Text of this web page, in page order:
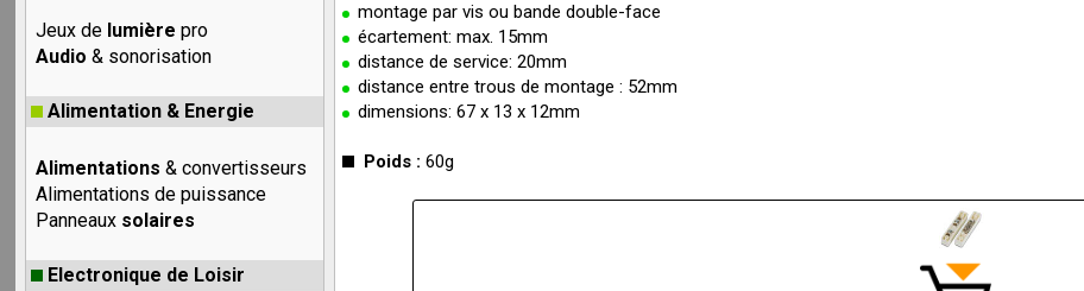
Jeux de lumière pro
Audio & sonorisation
Alimentation & Energie
Alimentations & convertisseurs
Alimentations de puissance
Panneaux solaires
Electronique de Loisir
montage par vis ou bande double-face
écartement: max. 15mm
distance de service: 20mm
distance entre trous de montage : 52mm
dimensions: 67 x 13 x 12mm
Poids :60g